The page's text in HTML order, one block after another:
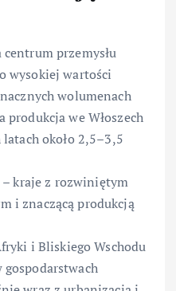
centrum przemysłu
wysokiej wartości
wolumenach
produkcja we Włoszech
około 2,5–3,5
– kraje z rozwiniętym
i znaczącą produkcją
i Bliskiego Wschodu
gospodarstwach